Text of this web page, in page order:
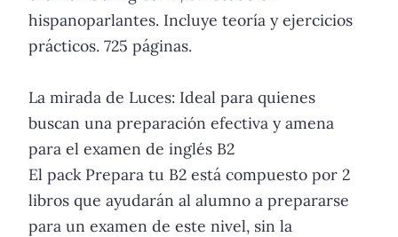
hispanoparlantes. Incluye teoría y ejercicios
prácticos. 725 páginas.
La mirada de Luces: Ideal para quienes
buscan una preparación efectiva y amena
para el examen de inglés B2
El pack Prepara tu B2 está compuesto por 2
libros que ayudarán al alumno a prepararse
para un examen de este nivel, sin la